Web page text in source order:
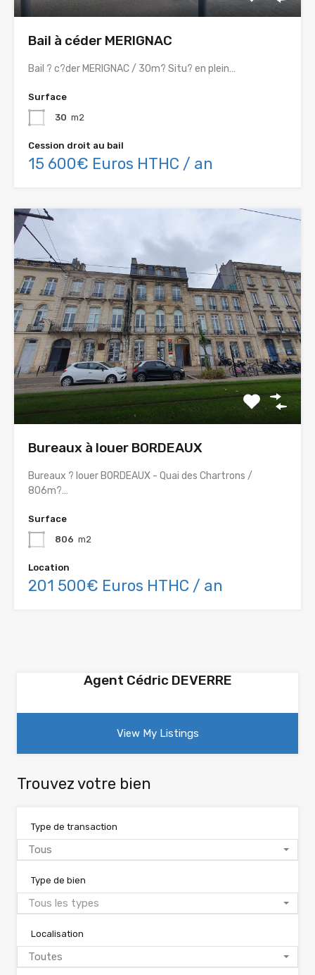
Bail à céder MERIGNAC
Bail ? c?der MERIGNAC / 30m? Situ? en plein…
Surface
30 m2
Cession droit au bail
15 600€ Euros HTHC / an
Bureaux à louer BORDEAUX
Bureaux ? louer BORDEAUX - Quai des Chartrons /
806m?…
Surface
806 m2
Location
201 500€ Euros HTHC / an
Agent Cédric DEVERRE
View My Listings
Trouvez votre bien
Type de transaction
Tous
Type de bien
Tous les types
Localisation
Toutes